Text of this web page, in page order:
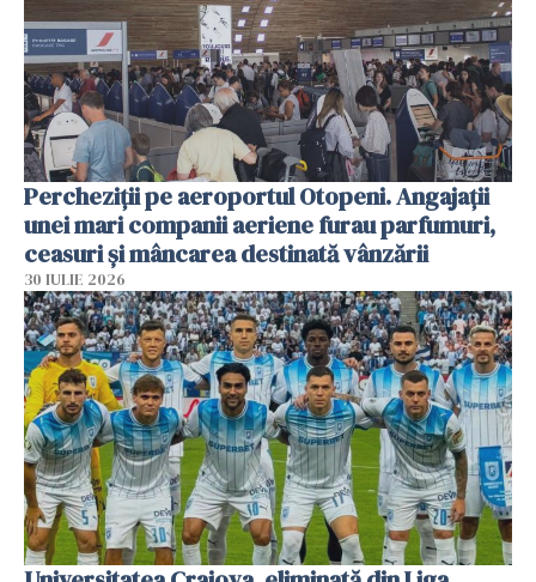
Percheziții pe aeroportul Otopeni. Angajații
unei mari companii aeriene furau parfumuri,
ceasuri și mâncarea destinată vânzării
30 IULIE 2026